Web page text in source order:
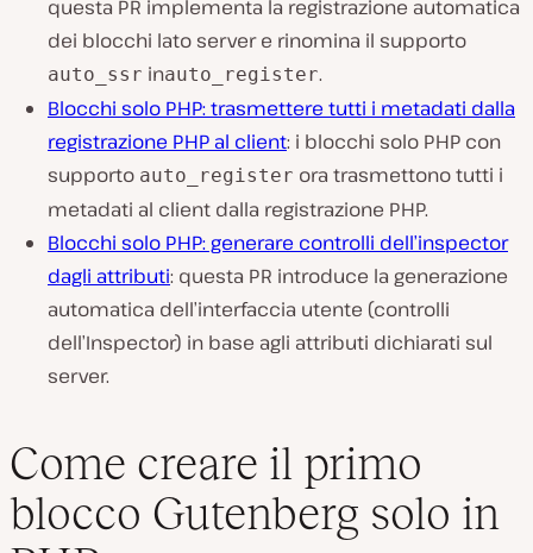
questa PR implementa la registrazione automatica
dei blocchi lato server e rinomina il supporto
auto_ssr inauto_register.
Blocchi solo PHP: trasmettere tutti i metadati dalla
registrazione PHP al client: i blocchi solo PHP con
supporto auto_register ora trasmettono tutti i
metadati al client dalla registrazione PHP.
Blocchi solo PHP: generare controlli dell’inspector
dagli attributi: questa PR introduce la generazione
automatica dell’interfaccia utente (controlli
dell’Inspector) in base agli attributi dichiarati sul
server.
Come creare il primo
blocco Gutenberg solo in